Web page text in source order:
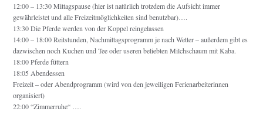
12:00 – 13:30 Mittagspause (hier ist natürlich trotzdem die Aufsicht immer
gewährleistet und alle Freizeitmöglichkeiten sind benutzbar)….
13:30 Die Pferde werden von der Koppel reingelassen
14:00 – 18:00 Reitstunden, Nachmittagsprogramm je nach Wetter – außerdem gibt es
dazwischen noch Kuchen und Tee oder useren beliebten Milchschaum mit Kaba.
18:00 Pferde füttern
18:05 Abendessen
Freizeit – oder Abendprogramm (wird von den jeweiligen Ferienarbeiterinnen
organisiert)
22:00 “Zimmerruhe“ ….